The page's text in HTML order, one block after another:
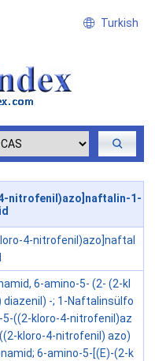
Turkish
nitrofenil)azo]naftalin-1-
4-nitrofenil)azo]naftal
6-amino-5- (2- (2-kl
-; 1-Naftalinsülfo
5-((2-kloro-4-nitrofenil)az
kloro-4-nitrofenil) azo)
6-amino-5-[(E)-(2-k